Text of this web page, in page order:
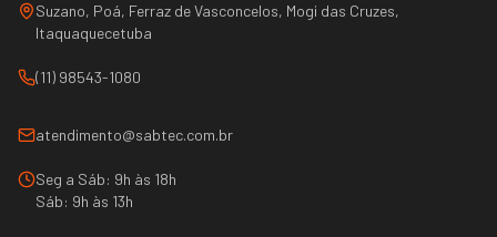
Suzano, Poá, Ferraz de Vasconcelos, Mogi das Cruzes,
Itaquaquecetuba
(11) 98543-1080
atendimento@sabtec.com.br
Seg a Sáb: 9h às 18h
Sáb: 9h às 13h